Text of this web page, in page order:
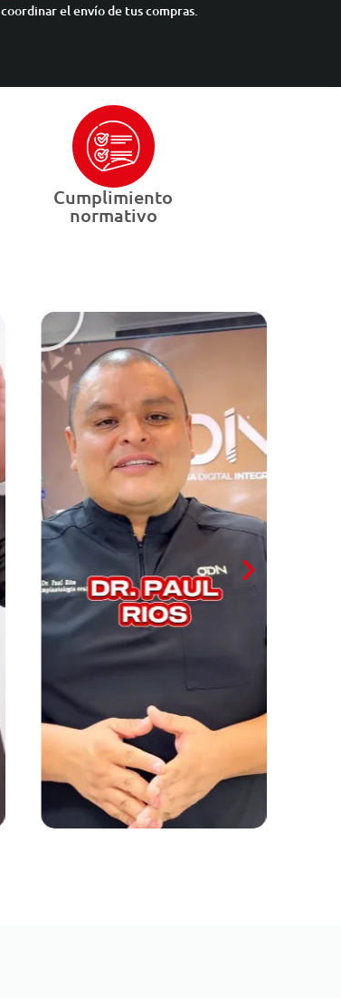
coordinar el envío de tus compras.
Cumplimiento
normativo